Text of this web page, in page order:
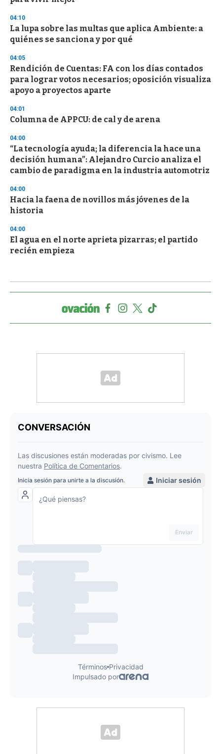
d
s
04:10
La lupa sobre las multas que aplica Ambiente: a
quiénes se sanciona y por qué
04:05
Rendición de Cuentas: FA con los días contados
para lograr votos necesarios; oposición visualiza
apoyo a proyectos aparte
04:01
Columna de APPCU: de cal y de arena
04:00
“La tecnología ayuda; la diferencia la hace una
decisión humana”: Alejandro Curcio analiza el
cambio de paradigma en la industria automotriz
04:00
Hacia la faena de novillos más jóvenes de la
historia
04:00
El agua en el norte aprieta pizarras; el partido
recién empieza